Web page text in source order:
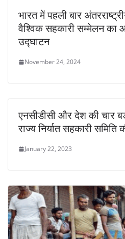
भारत में पहली बार
वैश्विक सहकारी सम्मेलन का
उद्घाटन
November 24, 2024
एनसीडीसी और देश की चार
राज्य निर्यात सहकारी समिति
January 22, 2023